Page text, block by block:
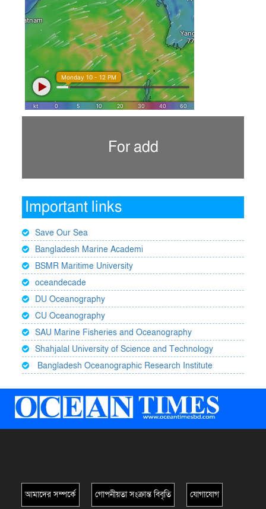
For add
Important links
Save Our Sea
Bangladesh Marine Academi
BSMR Maritime University
oceandecade
DU Oceanography
CU Oceanography
SAU Marine Fisheries and Oceanography
Shahjalal University of Science and Technology
Bangladesh Oceanographic Research Institute
আমাদের সম্পর্কে গোপনীয়তা সংক্রান্ত বিবৃতি যোগাযোগ